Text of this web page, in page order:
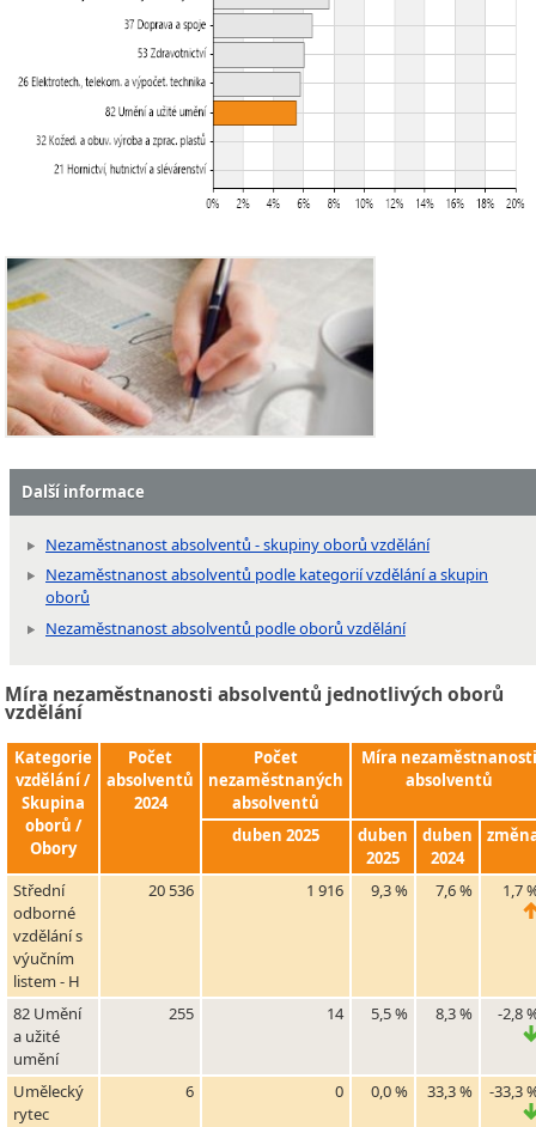
Další informace
Nezaměstnanost absolventů - skupiny oborů vzdělání
Nezaměstnanost absolventů podle kategorií vzdělání a skupin
oborů
Nezaměstnanost absolventů podle oborů vzdělání
Míra nezaměstnanosti absolventů jednotlivých oborů
vzdělání
Kategorie
vzdělání /
Skupina
oborů /
Obory
Počet
absolventů
2024
Počet
nezaměstnaných
absolventů
Míra nezaměstnanosti
absolventů
duben 2025
duben
2025
duben
2024
Střední
odborné
vzdělání s
výučním
listem - H
20 536 1 916 9,3 % 7,6 % 1,7
82 Umění
a užité
umění
255 14 5,5 % 8,3 % -2,8
Umělecký
rytec
6 0 0,0 % 33,3 % -33,3